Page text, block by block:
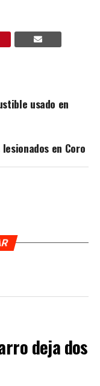
usado en
en Coro
deja dos